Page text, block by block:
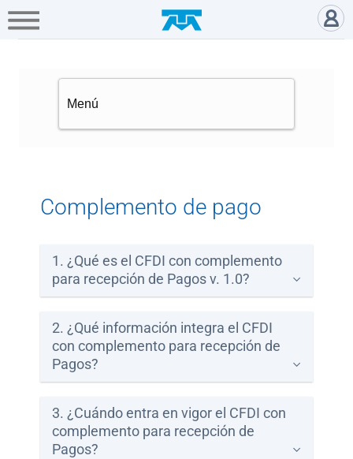
Hogar Empresa Gamers
A+
Telmex
Portabilidad
Paga
Recibo
Complemento de pago
1. ¿Qué es el CFDI con complemento
para recepción de Pagos v. 1.0?
2. ¿Qué información integra el CFDI
con complemento para recepción de
Pagos?
3. ¿Cuándo entra en vigor el CFDI con
complemento para recepción de
Pagos?